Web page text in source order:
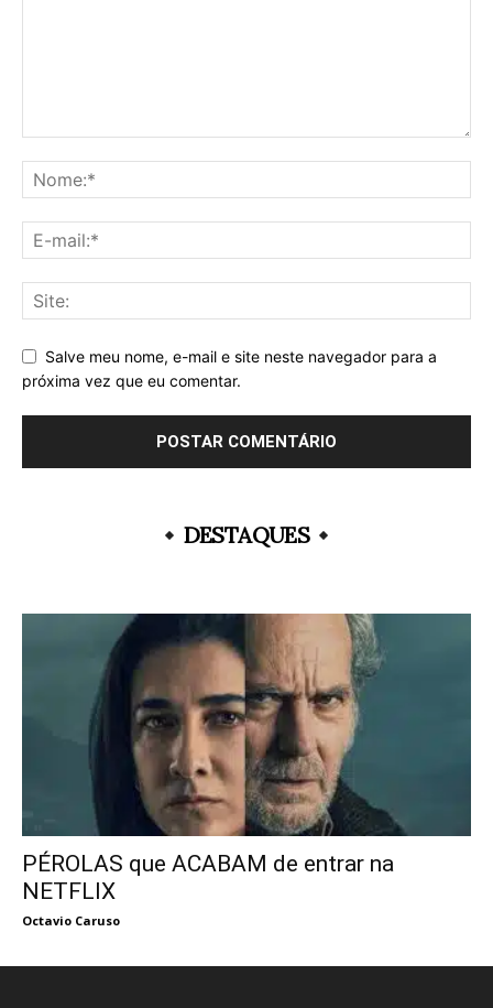
Salve meu nome, e-mail e site neste navegador para a
próxima vez que eu comentar.
DESTAQUES
PÉROLAS que ACABAM de entrar na
NETFLIX
Octavio Caruso